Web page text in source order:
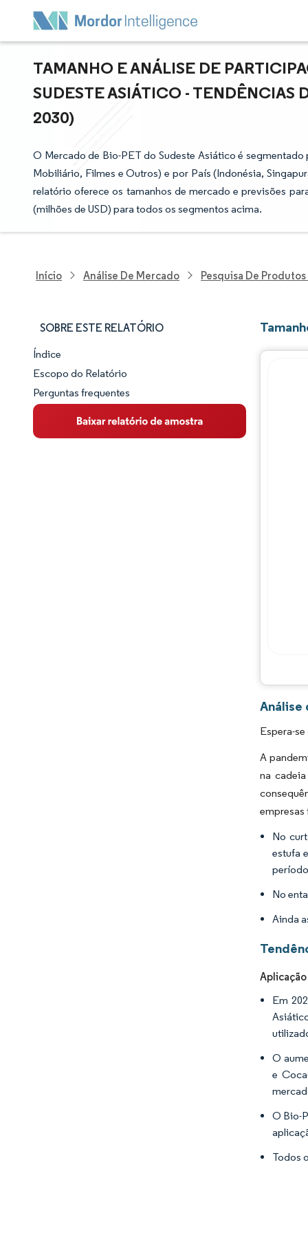
TAMANHO E ANÁLISE DE
SUDESTE ASIÁTICO - TENDÊNCIAS
2030)
O Mercado de Bio-PET do Sudeste Asiático é
Mobiliário, Filmes e Outros) e por País (Indonésia,
relatório oferece os tamanhos de mercado e previsões
(milhões de USD) para todos os segmentos acima.
Início Análise De Mercado Pesquisa De
SOBRE ESTE RELATÓRIO
Panorama do Mercado
Visão Geral do Mercado
Principais Tendências de Mercado
Índice
Escopo do Relatório
Perguntas frequentes
Análise
Espera-
A
na
No
estufa
No
Ainda
Em
O
e
O Bio-
Todos